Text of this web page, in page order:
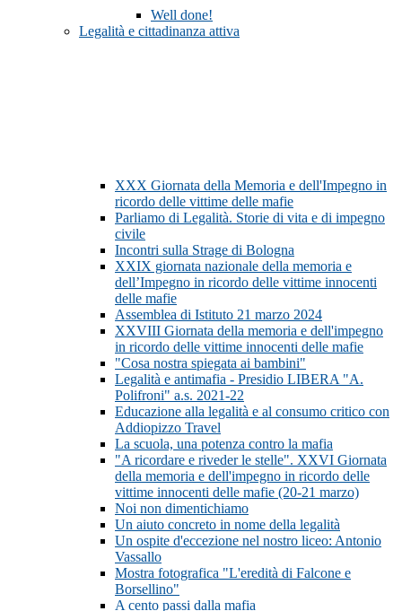
Well done!
Legalità e cittadinanza attiva
XXX Giornata della Memoria e dell'Impegno in
ricordo delle vittime delle mafie
Parliamo di Legalità. Storie di vita e di impegno
civile
Incontri sulla Strage di Bologna
XXIX giornata nazionale della memoria e
dell’Impegno in ricordo delle vittime innocenti
delle mafie
Assemblea di Istituto 21 marzo 2024
XXVIII Giornata della memoria e dell'impegno
in ricordo delle vittime innocenti delle mafie
"Cosa nostra spiegata ai bambini"
Legalità e antimafia - Presidio LIBERA "A.
Polifroni" a.s. 2021-22
Educazione alla legalità e al consumo critico con
Addiopizzo Travel
La scuola, una potenza contro la mafia
"A ricordare e riveder le stelle". XXVI Giornata
della memoria e dell'impegno in ricordo delle
vittime innocenti delle mafie (20-21 marzo)
Noi non dimentichiamo
Un aiuto concreto in nome della legalità
Un ospite d'eccezione nel nostro liceo: Antonio
Vassallo
Mostra fotografica "L'eredità di Falcone e
Borsellino"
A cento passi dalla mafia